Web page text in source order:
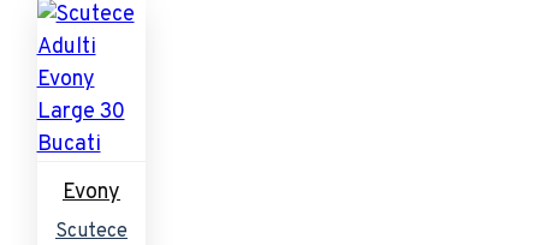
Evony
Scutece